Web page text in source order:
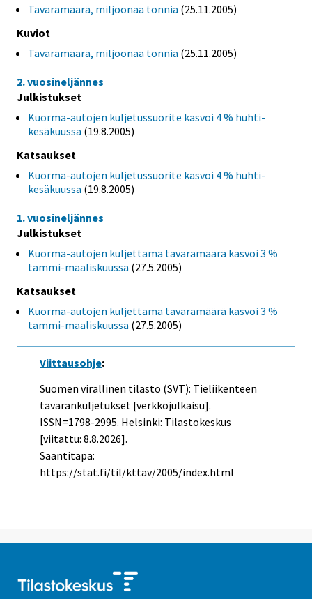
Tavaramäärä, miljoonaa tonnia (25.11.2005)
Kuviot
Tavaramäärä, miljoonaa tonnia (25.11.2005)
2. vuosineljännes
Julkistukset
Kuorma-autojen kuljetussuorite kasvoi 4 % huhti-
kesäkuussa (19.8.2005)
Katsaukset
Kuorma-autojen kuljetussuorite kasvoi 4 % huhti-
kesäkuussa (19.8.2005)
1. vuosineljännes
Julkistukset
Kuorma-autojen kuljettama tavaramäärä kasvoi 3 %
tammi-maaliskuussa (27.5.2005)
Katsaukset
Kuorma-autojen kuljettama tavaramäärä kasvoi 3 %
tammi-maaliskuussa (27.5.2005)
Viittausohje:
Suomen virallinen tilasto (SVT): Tieliikenteen
tavarankuljetukset [verkkojulkaisu].
ISSN=1798-2995. Helsinki: Tilastokeskus
[viitattu: 8.8.2026].
Saantitapa:
https://stat.fi/til/kttav/2005/index.html